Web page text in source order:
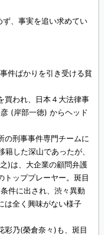
ず、事実を追い求めてい
件ばかりを引き受ける貧
買われ、日本４大法律事
(岸部一徳) からヘッド
の刑事事件専門チームに
した深山であったが、
)は、大企業の顧問弁護
トッププレーヤー。斑目
件に出され、渋々異動
は全く興味がない様子
彩乃(榮倉奈々)も、斑目